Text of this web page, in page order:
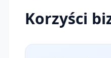
Korzyści